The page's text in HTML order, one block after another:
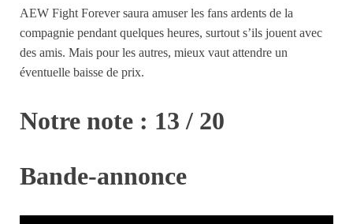
AEW Fight Forever saura amuser les fans ardents de la
compagnie pendant quelques heures, surtout s’ils jouent avec
des amis. Mais pour les autres, mieux vaut attendre un
éventuelle baisse de prix.
Notre note : 13 / 20
Bande-annonce